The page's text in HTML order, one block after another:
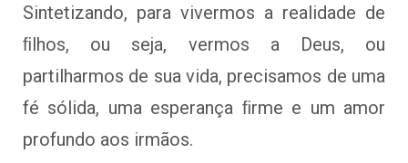
Sintetizando, para vivermos a realidade de
ﬁlhos, ou seja, vermos a Deus, ou
partilharmos de sua vida, precisamos de uma
fé sólida, uma esperança ﬁrme e um amor
profundo aos irmãos.